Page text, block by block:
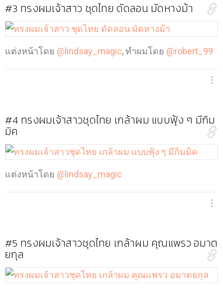
#3 ทรงผมเจ้าสาว ชุดไทย ดัดลอน มัดหางม้า
แต่งหน้าโดย @lindsay_magic, ทำผมโดย @robert_99
#4 ทรงผมเจ้าสาวชุดไทย เกล้าผม แบบฟุ้ง ๆ มีกิม
มิค
แต่งหน้าโดย @lindsay_magic
#5 ทรงผมเจ้าสาวชุดไทย เกล้าผม คุณแพรว อมาต
ยกุล